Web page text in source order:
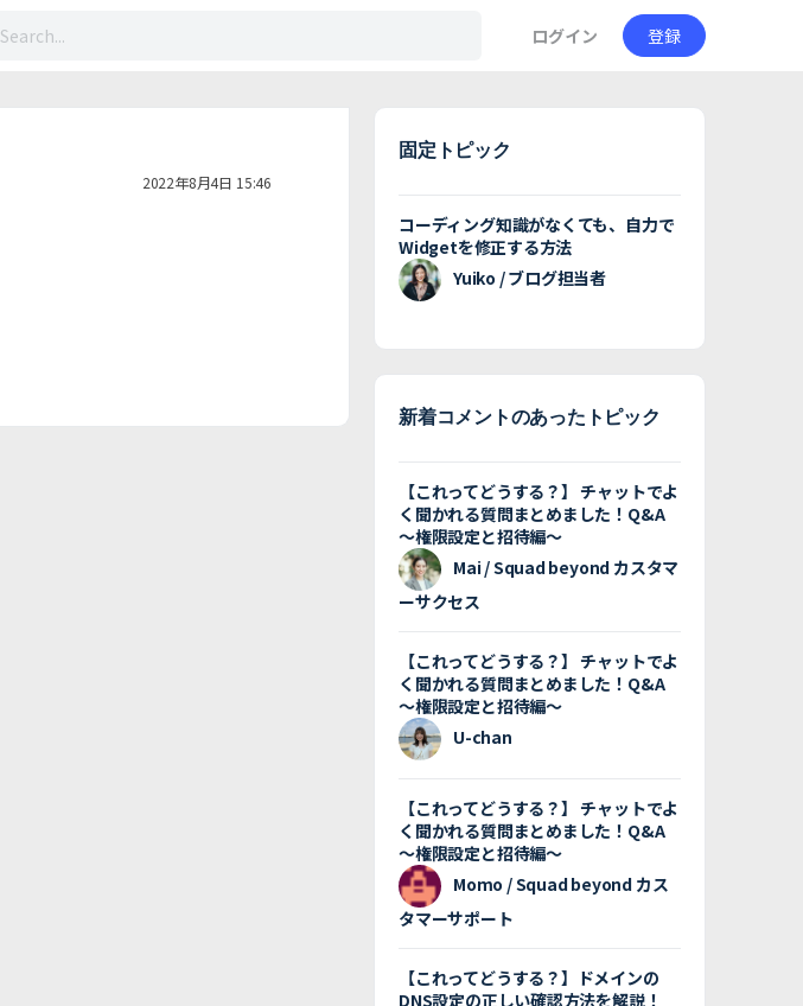
ログイン 登録
2022年8月4日 15:46
固定トピック
コーディング知識がなくても、自力で
Widgetを修正する方法
Yuiko / ブログ担当者
新着コメントのあったトピック
【これってどうする？】 チャットでよ
く聞かれる質問まとめました！Q&A
〜権限設定と招待編〜
Mai / Squad beyond カスタマ
ーサクセス
【これってどうする？】 チャットでよ
く聞かれる質問まとめました！Q&A
〜権限設定と招待編〜
U-chan
【これってどうする？】 チャットでよ
く聞かれる質問まとめました！Q&A
〜権限設定と招待編〜
Momo / Squad beyond カス
タマーサポート
【これってどうする？】ドメインの
DNS設定の正しい確認方法を解説！